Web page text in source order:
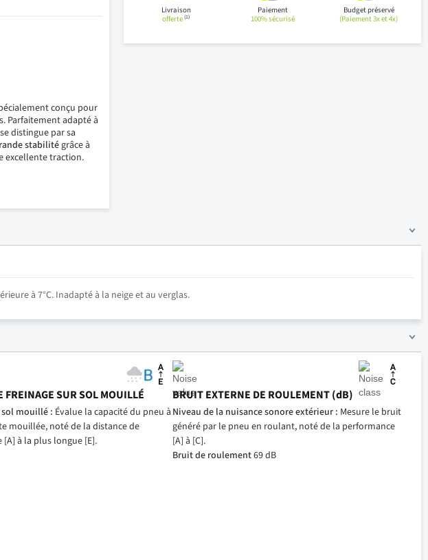
conçu pour
Parfaitement adapté à
distingue par sa
stabilitégrâce à
excellente traction.
Livraison
offerte(1)
Paiement
100% sécurisé
Budget préservé
(Paiement 3x et 4x)
à 7°C. Inadapté à la neige et au verglas.
FREINAGE SUR SOL MOUILLÉ
mouillé : Évalue la capacité du pneu à
mouillée, noté de la distance de
à la plus longue [E].
BRUIT EXTERNE DE ROULEMENT (dB)
Niveau de la nuisance sonore extérieur : Mesure le bruit
généré par le pneu en roulant, noté de la performance
[A] à [C].
Bruit de roulement69 dB